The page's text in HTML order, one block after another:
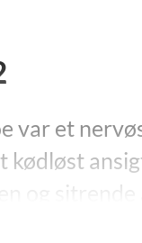
var et
kødløst
og sitrende